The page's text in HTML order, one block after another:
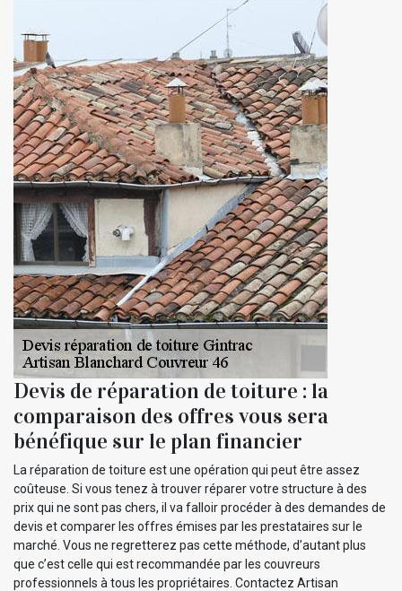
Devis de réparation de toiture : la
comparaison des offres vous sera
bénéfique sur le plan financier
La réparation de toiture est une opération qui peut être assez
coûteuse. Si vous tenez à trouver réparer votre structure à des
prix qui ne sont pas chers, il va falloir procéder à des demandes de
devis et comparer les offres émises par les prestataires sur le
marché. Vous ne regretterez pas cette méthode, d’autant plus
que c’est celle qui est recommandée par les couvreurs
professionnels à tous les propriétaires. Contactez Artisan